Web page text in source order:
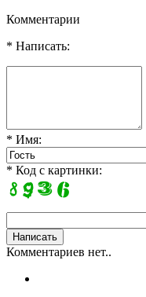
Комментарии
* Написать:
* Имя:
* Код с картинки:
Комментариев нет..